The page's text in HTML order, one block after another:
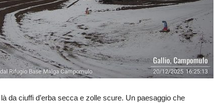
da ciuffi d’erba secca e zolle scure. Un paesaggio che